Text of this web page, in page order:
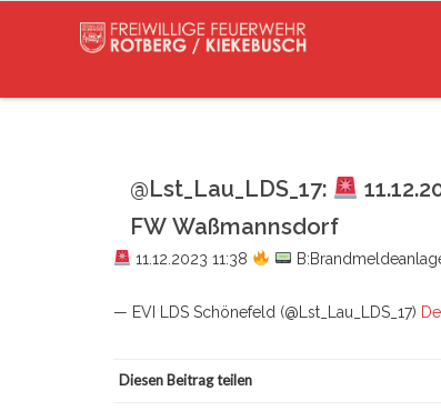
@Lst_Lau_LDS_17:
FW Waßmannsdorf
11.12.2023 11:38
— EVI LDS Schönefeld (@Lst_Lau_LDS_17)
Diesen Beitrag teilen